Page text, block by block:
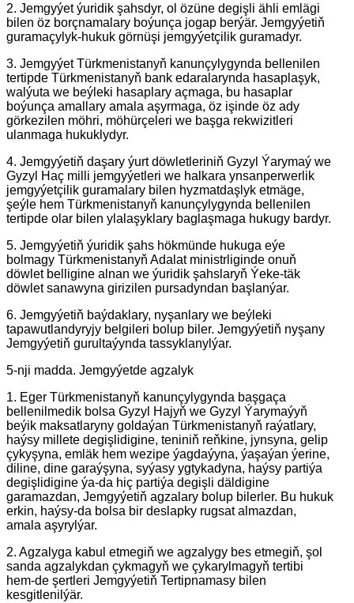
2. Jemgyýet ýuridik şahsdyr, ol özüne degişli ähli emlägi
bilen öz borçnamalary boýunça jogap berýär. Jemgyýetiň
guramaçylyk-hukuk görnüşi jemgyýetçilik guramadyr.
3. Jemgyýet Türkmenistanyň kanunçylygynda bellenilen
tertipde Türkmenistanyň bank edaralarynda hasaplaşyk,
walýuta we beýleki hasaplary açmaga, bu hasaplar
boýunça amallary amala aşyrmaga, öz işinde öz ady
görkezilen möhri, möhürçeleri we başga rekwizitleri
ulanmaga hukuklydyr.
4. Jemgyýetiň daşary ýurt döwletleriniň Gyzyl Ýarymaý we
Gyzyl Haç milli jemgyýetleri we halkara ynsanperwerlik
jemgyýetçilik guramalary bilen hyzmatdaşlyk etmäge,
şeýle hem Türkmenistanyň kanunçylygynda bellenilen
tertipde olar bilen ylalaşyklary baglaşmaga hukugy bardyr.
5. Jemgyýetiň ýuridik şahs hökmünde hukuga eýe
bolmagy Türkmenistanyň Adalat ministrliginde onuň
döwlet belligine alnan we ýuridik şahslaryň Ýeke-täk
döwlet sanawyna girizilen pursadyndan başlanýar.
6. Jemgyýetiň baýdaklary, nyşanlary we beýleki
tapawutlandyryjy belgileri bolup biler. Jemgyýetiň nyşany
Jemgyýetiň gurultaýynda tassyklanylýar.
5-nji madda. Jemgyýetde agzalyk
1. Eger Türkmenistanyň kanunçylygynda başgaça
bellenilmedik bolsa Gyzyl Hajyň we Gyzyl Ýarymaýyň
beýik maksatlaryny goldaýan Türkmenistanyň raýatlary,
haýsy millete degişlidigine, teniniň reňkine, jynsyna, gelip
çykyşyna, emläk hem wezipe ýagdaýyna, ýaşaýan ýerine,
diline, dine garaýşyna, syýasy ygtykadyna, haýsy partiýa
degişlidigine ýa-da hiç partiýa degişli däldigine
garamazdan, Jemgyýetiň agzalary bolup bilerler. Bu hukuk
erkin, haýsy-da bolsa bir deslapky rugsat almazdan,
amala aşyrylýar.
2. Agzalyga kabul etmegiň we agzalygy bes etmegiň, şol
sanda agzalykdan çykmagyň we çykarylmagyň tertibi
hem-de şertleri Jemgyýetiň Tertipnamasy bilen
kesgitlenilýär.